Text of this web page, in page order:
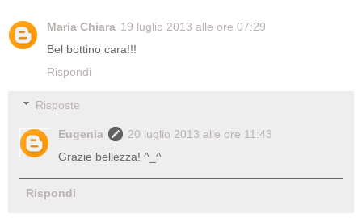
Maria Chiara 19 luglio 2013 alle ore 07:29
Bel bottino cara!!!
Rispondi
Risposte
Eugenia
20 luglio 2013 alle ore 11:43
Grazie bellezza! ^_^
Rispondi